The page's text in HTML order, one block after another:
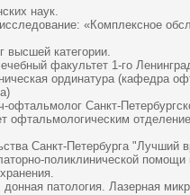
наук.
«Комплексное
категории.
факультет 1-го
ординатура (кафедра
офтальмолог Санкт-
офтальмологическим
Санкт-Петербурга "Лучший
поликлинической
патология. Лазерная